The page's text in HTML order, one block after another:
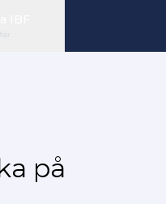
på